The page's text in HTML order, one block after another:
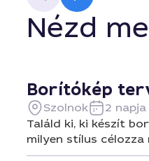
Nézd
Borítókép
Szolnok
2 napja
Találd ki, ki készít
milyen stílus